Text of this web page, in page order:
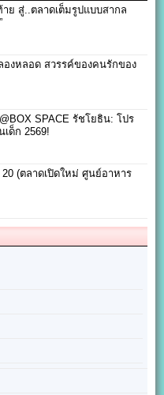
ย สู่..ตลาดเต็มรูปแบบสากล
งหลอด สวรรค์ของคนรักของ
@BOX SPACE รัชโยธิน: โปร
เด็ก 2569!
(ตลาดเปิดใหม่ ศูนย์อาหาร